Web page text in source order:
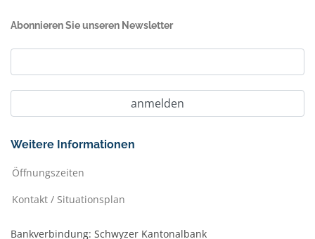
Abonnieren Sie unseren Newsletter
Weitere Informationen
Öffnungszeiten
Kontakt / Situationsplan
Bankverbindung: Schwyzer Kantonalbank